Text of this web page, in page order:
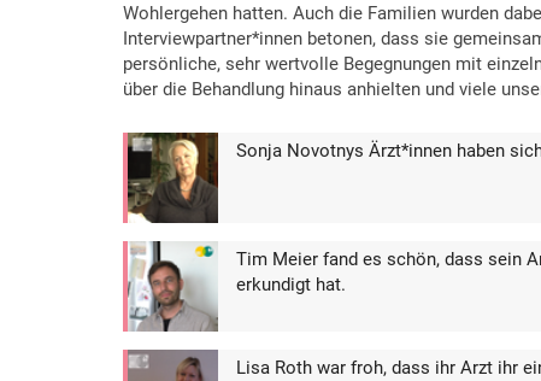
Wohlergehen hatten. Auch die Familien wurden
Interviewpartner*innen betonen, dass sie
persönliche, sehr wertvolle Begegnungen mit
über die Behandlung hinaus anhielten und viele
Sonja Novotnys Ärzt*innen haben
Tim Meier fand es schön, dass sein
erkundigt hat.
Lisa Roth war froh, dass ihr Arzt ihr